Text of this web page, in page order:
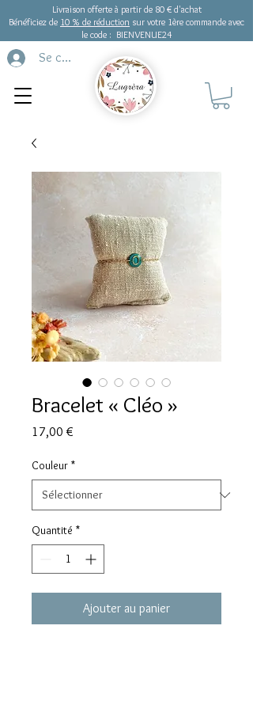
Livraison offerte à partir de 80 € d'achat
Bénéficiez de 10 % de réduction sur votre 1ère commande avec
le code : BIENVENUE24
Se connecter
Bracelet « Cléo »
17,00 €
Couleur *
Quantité *
Ajouter au panier